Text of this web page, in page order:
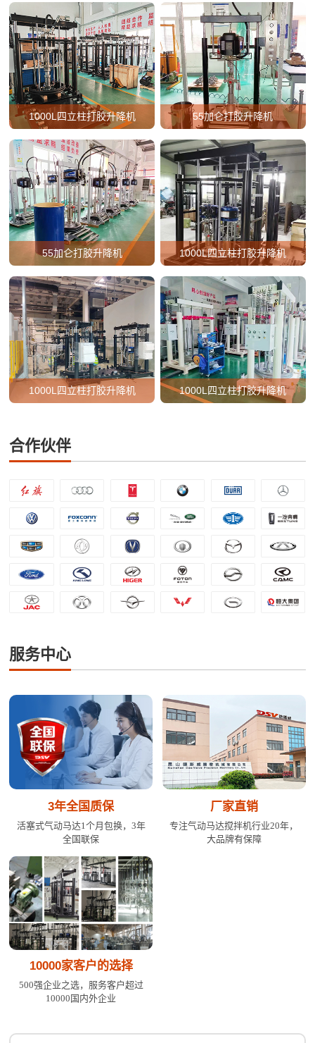
1000L四立柱打胶升降机 55加仑打胶升降机
55加仑打胶升降机 1000L四立柱打胶升降机
1000L四立柱打胶升降机 1000L四立柱打胶升降机
合作伙伴
服务中心
3年全国质保
活塞式气动马达1个月包换，3年
全国联保
厂家直销
专注气动马达搅拌机行业20年，
大品牌有保障
10000家客户的选择
500强企业之选，服务客户超过
10000国内外企业